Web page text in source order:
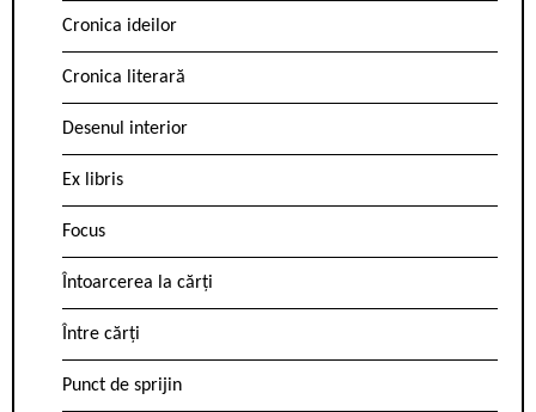
Cronica ideilor
Cronica literară
Desenul interior
Ex libris
Focus
Întoarcerea la cărți
Între cărți
Punct de sprijin